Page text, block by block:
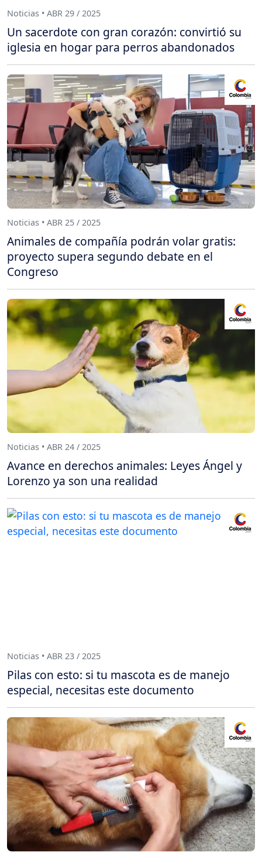
Noticias • ABR 29 / 2025
Un sacerdote con gran corazón: convirtió su
iglesia en hogar para perros abandonados
Noticias • ABR 25 / 2025
Animales de compañía podrán volar gratis:
proyecto supera segundo debate en el
Congreso
Noticias • ABR 24 / 2025
Avance en derechos animales: Leyes Ángel y
Lorenzo ya son una realidad
Noticias • ABR 23 / 2025
Pilas con esto: si tu mascota es de manejo
especial, necesitas este documento